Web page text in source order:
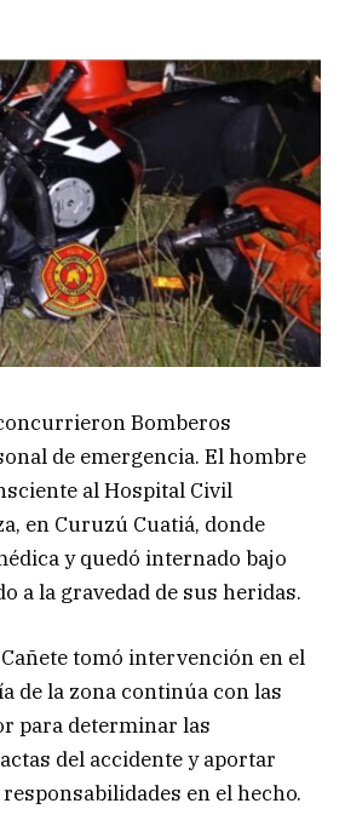
Bomberos
de emergencia. El hombre
al Hospital Civil
en Curuzú Cuatiá, donde
y quedó internado bajo
a la gravedad de sus heridas.
tomó intervención en el
de la zona continúa con las
para determinar las
del accidente y aportar
en el hecho.